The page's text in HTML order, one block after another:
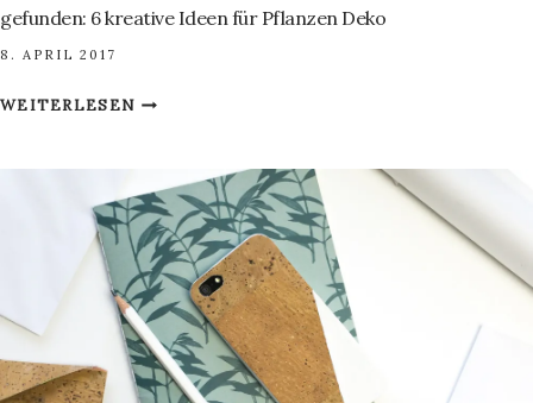
gefunden: 6 kreative Ideen für Pflanzen Deko
8. APRIL 2017
WEITERLESENGEFUNDEN:
IDEEN
FÜR
PFLANZEN
DEKO